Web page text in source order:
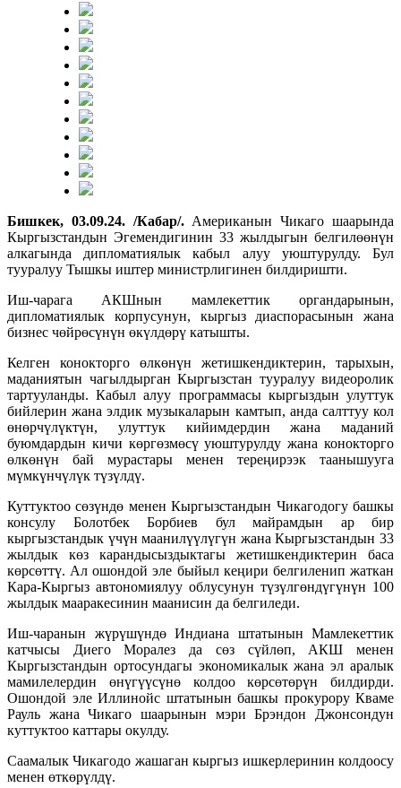
Бишкек, 03.09.24. /Кабар/. Американын Чикаго шаарында
Кыргызстандын Эгемендигинин 33 жылдыгын белгилөөнүн
алкагында дипломатиялык кабыл алуу уюштурулду. Бул
тууралуу Тышкы иштер министрлигинен билдиришти.
Иш-чарага АКШнын мамлекеттик органдарынын,
дипломатиялык корпусунун, кыргыз диаспорасынын жана
бизнес чөйрөсүнүн өкүлдөрү катышты.
Келген конокторго өлкөнүн жетишкендиктерин, тарыхын,
маданиятын чагылдырган Кыргызстан тууралуу видеоролик
тартууланды. Кабыл алуу программасы кыргыздын улуттук
бийлерин жана элдик музыкаларын камтып, анда салттуу кол
өнөрчүлүктүн, улуттук кийимдердин жана маданий
буюмдардын кичи көргөзмөсү уюштурулду жана конокторго
өлкөнүн бай мурастары менен тереңирээк таанышууга
мүмкүнчүлүк түзүлдү.
Куттуктоо сөзүндө менен Кыргызстандын Чикагодогу башкы
консулу Болотбек Борбиев бул майрамдын ар бир
кыргызстандык үчүн маанилүүлүгүн жана Кыргызстандын 33
жылдык көз карандысыздыктагы жетишкендиктерин баса
көрсөттү. Ал ошондой эле быйыл кеңири белгиленип жаткан
Кара-Кыргыз автономиялуу облусунун түзүлгөндүгүнүн 100
жылдык мааракесинин маанисин да белгиледи.
Иш-чаранын жүрүшүндө Индиана штатынын Мамлекеттик
катчысы Диего Моралез да сөз сүйлөп, АКШ менен
Кыргызстандын ортосундагы экономикалык жана эл аралык
мамилелердин өнүгүүсүнө колдоо көрсөтөрүн билдирди.
Ошондой эле Иллинойс штатынын башкы прокурору Кваме
Рауль жана Чикаго шаарынын мэри Брэндон Джонсондун
куттуктоо каттары окулду.
Саамалык Чикагодо жашаган кыргыз ишкерлеринин колдоосу
менен өткөрүлдү.